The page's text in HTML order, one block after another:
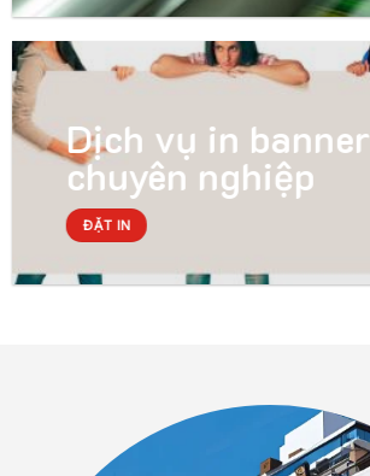
Dịch vụ in banner
chuyên nghiệp
ĐẶT IN